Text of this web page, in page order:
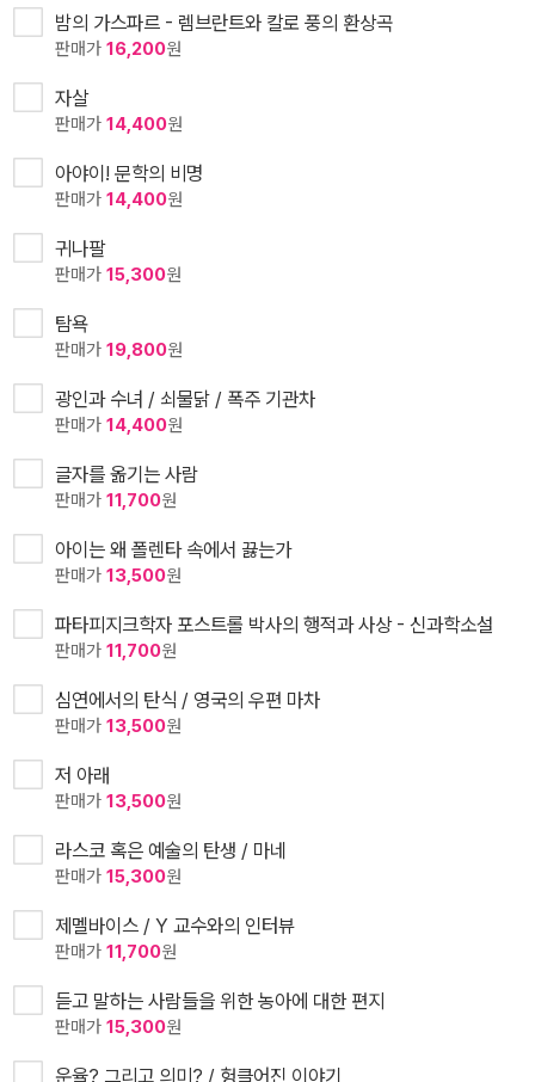
밤의 가스파르 - 렘브란트와 칼로 풍의 환상곡
판매가 16,200원
자살
판매가 14,400원
아야이! 문학의 비명
판매가 14,400원
귀나팔
판매가 15,300원
탐욕
판매가 19,800원
광인과 수녀 / 쇠물닭 / 폭주 기관차
판매가 14,400원
글자를 옮기는 사람
판매가 11,700원
아이는 왜 폴렌타 속에서 끓는가
판매가 13,500원
파타피지크학자 포스트롤 박사의 행적과 사상 - 신과학소설
판매가 11,700원
심연에서의 탄식 / 영국의 우편 마차
판매가 13,500원
저 아래
판매가 13,500원
라스코 혹은 예술의 탄생 / 마네
판매가 15,300원
제멜바이스 / Y 교수와의 인터뷰
판매가 11,700원
듣고 말하는 사람들을 위한 농아에 대한 편지
판매가 15,300원
운율? 그리고 의미? / 헝클어진 이야기